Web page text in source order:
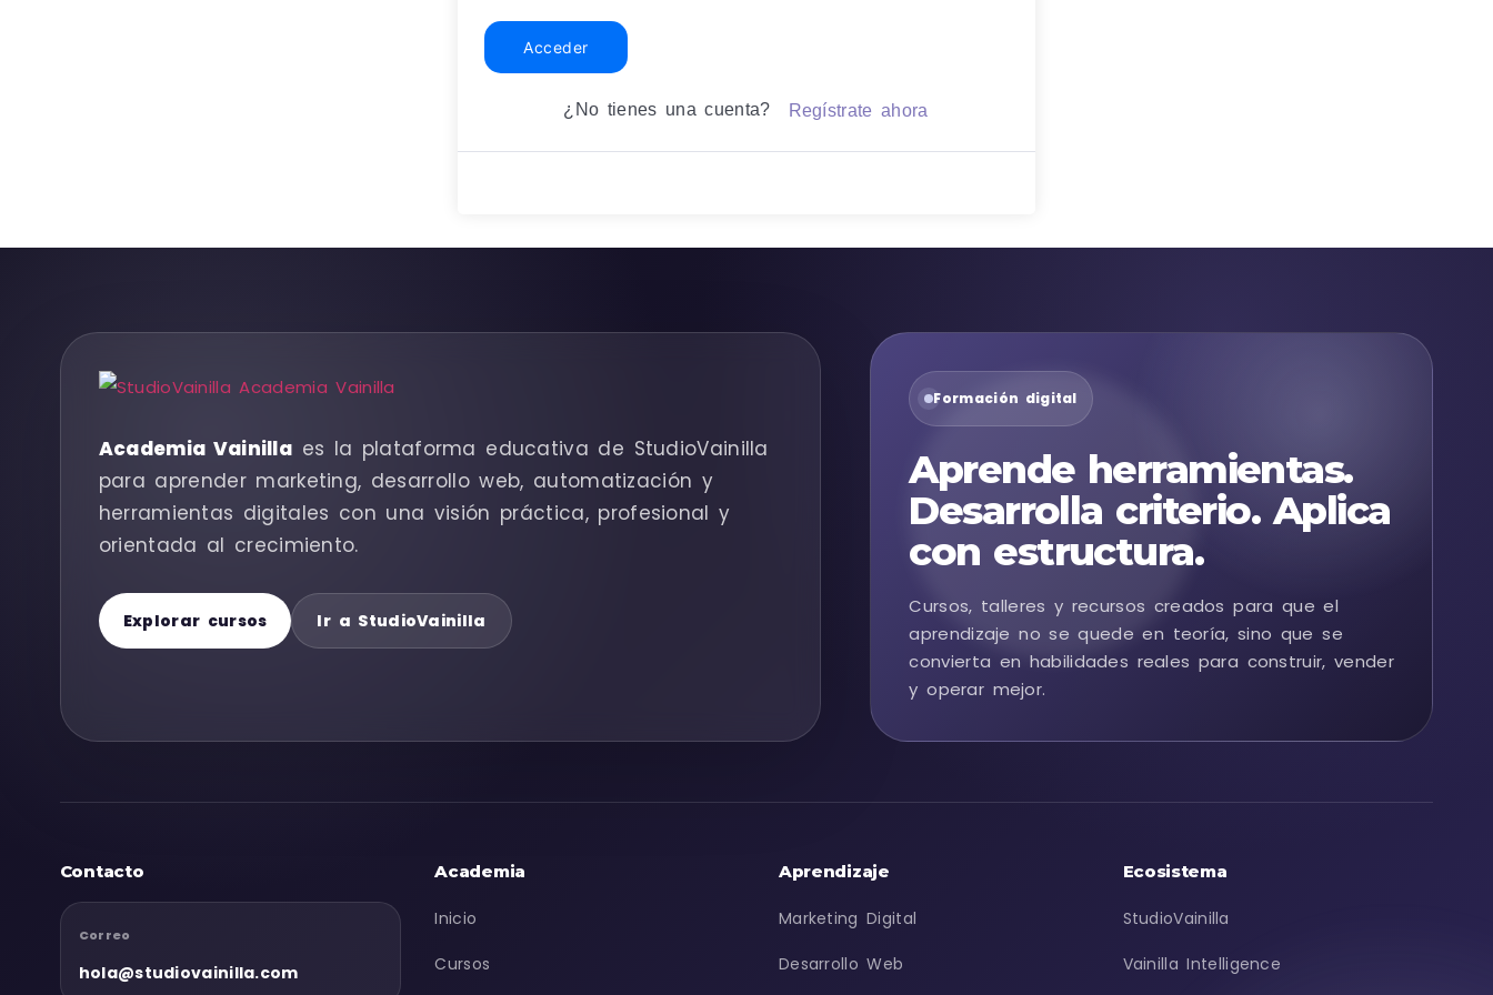
Acceder
¿No tienes una cuenta? Regístrate ahora
Academia Vainilla es la plataforma educativa de StudioVainilla
para aprender marketing, desarrollo web, automatización y
herramientas digitales con una visión práctica, profesional y
orientada al crecimiento.
Explorar cursos Ir a StudioVainilla
Formación digital
Aprende herramientas.
Desarrolla criterio. Aplica
con estructura.
Cursos, talleres y recursos creados para que el
aprendizaje no se quede en teoría, sino que se
convierta en habilidades reales para construir, vender
y operar mejor.
Contacto
Correo
hola@studiovainilla.com
Academia
Inicio
Cursos
Aprendizaje
Marketing Digital
Desarrollo Web
Ecosistema
StudioVainilla
Vainilla Intelligence